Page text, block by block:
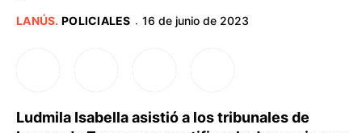
LANÚS. POLICIALES · 16 de junio de 2023
Ludmila Isabella asistió a los tribunales de